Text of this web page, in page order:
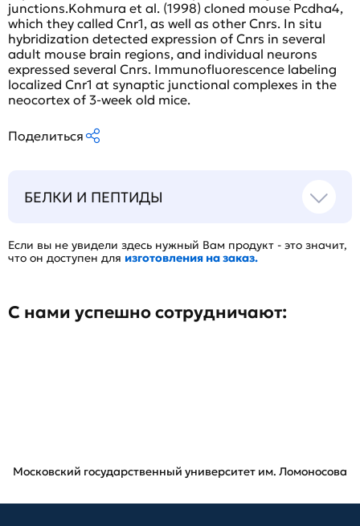
junctions.Kohmura et al. (1998) cloned mouse Pcdha4,
which they called Cnr1, as well as other Cnrs. In situ
hybridization detected expression of Cnrs in several
adult mouse brain regions, and individual neurons
expressed several Cnrs. Immunofluorescence labeling
localized Cnr1 at synaptic junctional complexes in the
neocortex of 3-week old mice.
Поделиться
БЕЛКИ И ПЕПТИДЫ
Если вы не увидели здесь нужный Вам продукт - это значит,
что он доступен для изготовления на заказ.
С нами успешно сотрудничают:
Московский государственный университет им. Ломоносова